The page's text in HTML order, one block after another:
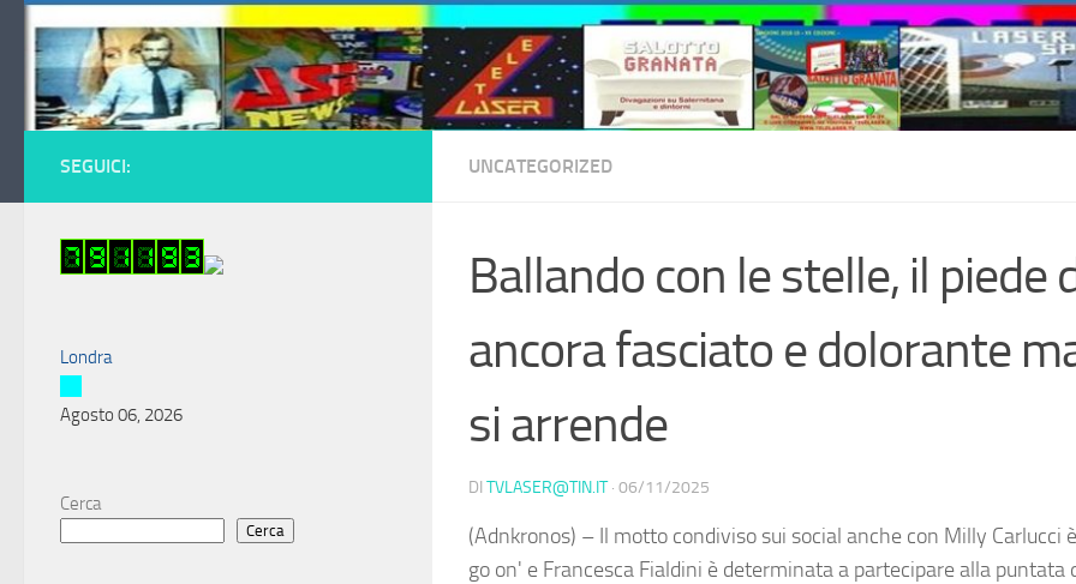
Salta al contenuto
UNCATEGORIZED
Ballando con le stelle, il piede
ancora fasciato e dolorante
si arrende
DI TVLASER@TIN.IT · 06/11/2025
(Adnkronos) – Il motto condiviso sui social anche con Milly Carlucci
go on' e Francesca Fialdini è determinata a partecipare alla puntata
SEGUICI:
Londra
Agosto 06, 2026
Cerca
Cerca